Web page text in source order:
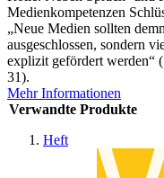
Medienkompetenzen
„Neue Medien sollten
ausgeschlossen, sondern
explizit gefördert werden“
31).
Mehr Informationen
Verwandte Produkte
Heft